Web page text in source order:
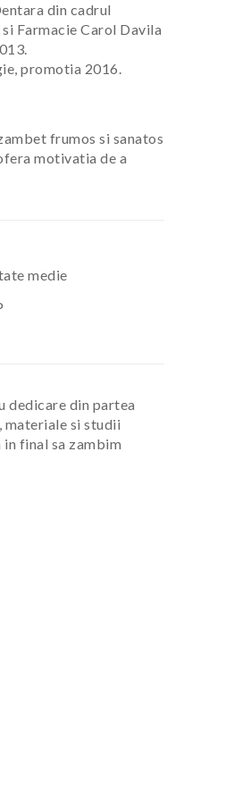
din cadrul
Farmacie Carol Davila
promotia 2016.
frumos si sanatos
motivatia de a
medie
dedicare din partea
materiale si studii
final sa zambim